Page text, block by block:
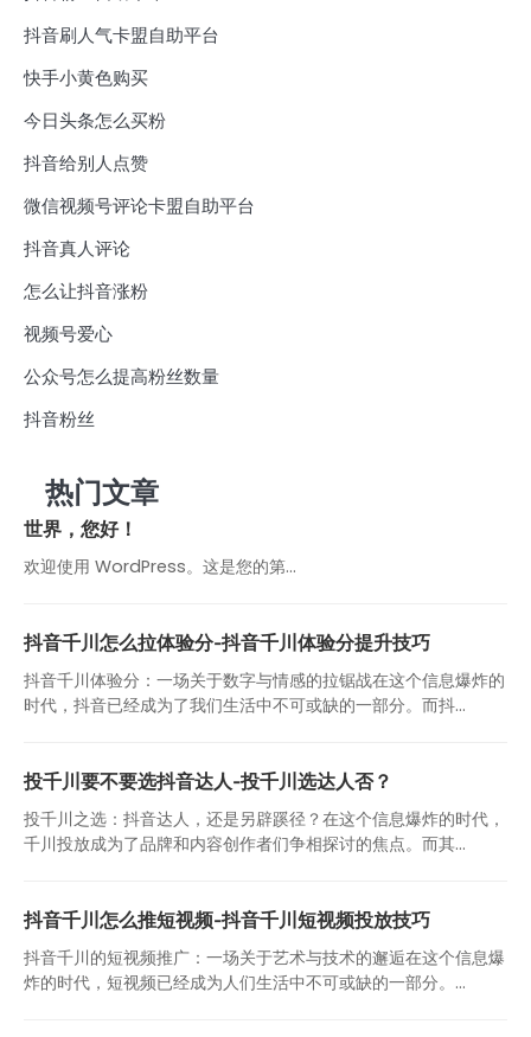
抖音刷人气卡盟自助平台
快手小黄色购买
今日头条怎么买粉
抖音给别人点赞
微信视频号评论卡盟自助平台
抖音真人评论
怎么让抖音涨粉
视频号爱心
公众号怎么提高粉丝数量
抖音粉丝
热门文章
世界，您好！
欢迎使用 WordPress。这是您的第…
抖音千川怎么拉体验分-抖音千川体验分提升技巧
抖音千川体验分：一场关于数字与情感的拉锯战在这个信息爆炸的
时代，抖音已经成为了我们生活中不可或缺的一部分。而抖...
投千川要不要选抖音达人-投千川选达人否？
投千川之选：抖音达人，还是另辟蹊径？在这个信息爆炸的时代，
千川投放成为了品牌和内容创作者们争相探讨的焦点。而其...
抖音千川怎么推短视频-抖音千川短视频投放技巧
抖音千川的短视频推广：一场关于艺术与技术的邂逅在这个信息爆
炸的时代，短视频已经成为人们生活中不可或缺的一部分。...